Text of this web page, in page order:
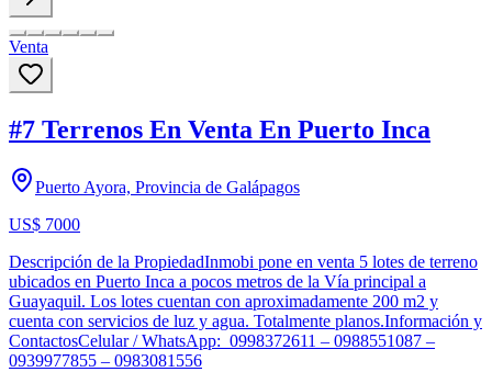
Venta
#7 Terrenos En Venta En Puerto Inca
Puerto Ayora, Provincia de Galápagos
US$ 7000
Descripción de la PropiedadInmobi pone en venta 5 lotes de terreno
ubicados en Puerto Inca a pocos metros de la Vía principal a
Guayaquil. Los lotes cuentan con aproximadamente 200 m2 y
cuenta con servicios de luz y agua. Totalmente planos.Información y
ContactosCelular / WhatsApp: 0998372611 – 0988551087 –
0939977855 – 0983081556